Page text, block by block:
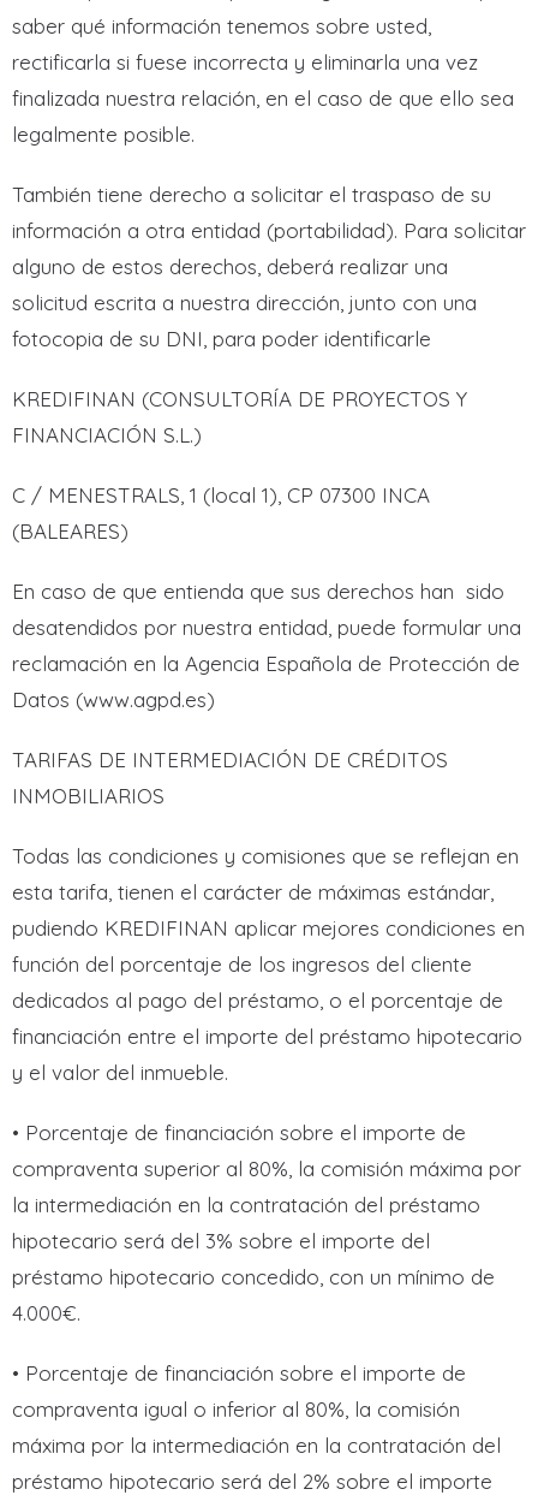
saber qué información tenemos sobre usted,
rectificarla si fuese incorrecta y eliminarla una vez
finalizada nuestra relación, en el caso de que ello sea
legalmente posible.
También tiene derecho a solicitar el traspaso de su
información a otra entidad (portabilidad). Para solicitar
alguno de estos derechos, deberá realizar una
solicitud escrita a nuestra dirección, junto con una
fotocopia de su DNI, para poder identificarle
KREDIFINAN (CONSULTORÍA DE PROYECTOS Y
FINANCIACIÓN S.L.)
C / MENESTRALS, 1 (local 1), CP 07300 INCA
(BALEARES)
En caso de que entienda que sus derechos han sido
desatendidos por nuestra entidad, puede formular una
reclamación en la Agencia Española de Protección de
Datos (www.agpd.es)
TARIFAS DE INTERMEDIACIÓN DE CRÉDITOS
INMOBILIARIOS
Todas las condiciones y comisiones que se reflejan en
esta tarifa, tienen el carácter de máximas estándar,
pudiendo KREDIFINAN aplicar mejores condiciones en
función del porcentaje de los ingresos del cliente
dedicados al pago del préstamo, o el porcentaje de
financiación entre el importe del préstamo hipotecario
y el valor del inmueble.
• Porcentaje de financiación sobre el importe de
compraventa superior al 80%, la comisión máxima por
la intermediación en la contratación del préstamo
hipotecario será del 3% sobre el importe del
préstamo hipotecario concedido, con un mínimo de
4.000€.
• Porcentaje de financiación sobre el importe de
compraventa igual o inferior al 80%, la comisión
máxima por la intermediación en la contratación del
préstamo hipotecario será del 2% sobre el importe